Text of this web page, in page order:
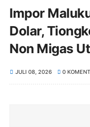
Impor
Dolar,
Non Migas
JULI 08, 2026 0